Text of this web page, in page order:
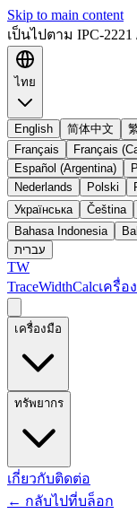
Skip to main content
เป็นไปตาม IPC-2221
ไทย
English 简体中文
Français
Français
Español (Argentina)
Nederlands
Polski
Українська
Čeština
Bahasa Indonesia
עברית
TW
TraceWidthCalcเครื่อ
เครื่องมือ
ทรัพยากร
เกี่ยวกับติดต่อ
← กลับไปที่บล็อก